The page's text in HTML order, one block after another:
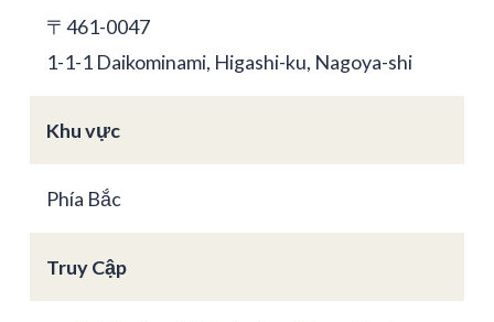
〒461-0047
1-1-1 Daikominami, Higashi-ku, Nagoya-shi
Khu vực
Phía Bắc
Truy Cập